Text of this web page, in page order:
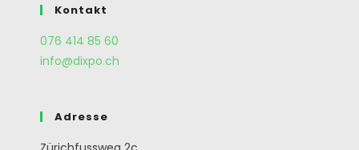
Kontakt
076 414 85 60
info@dixpo.ch
Adresse